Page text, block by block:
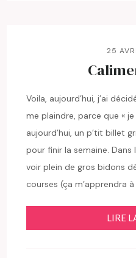
25
Voila, aujourd’hui, j’ai
me plaindre, parce que «
aujourd’hui, un p’tit billet
pour finir la semaine.
voir plein de gros bidons
courses (ça m’apprendra
LIRE